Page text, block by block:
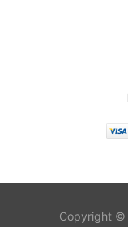
Copyright ©